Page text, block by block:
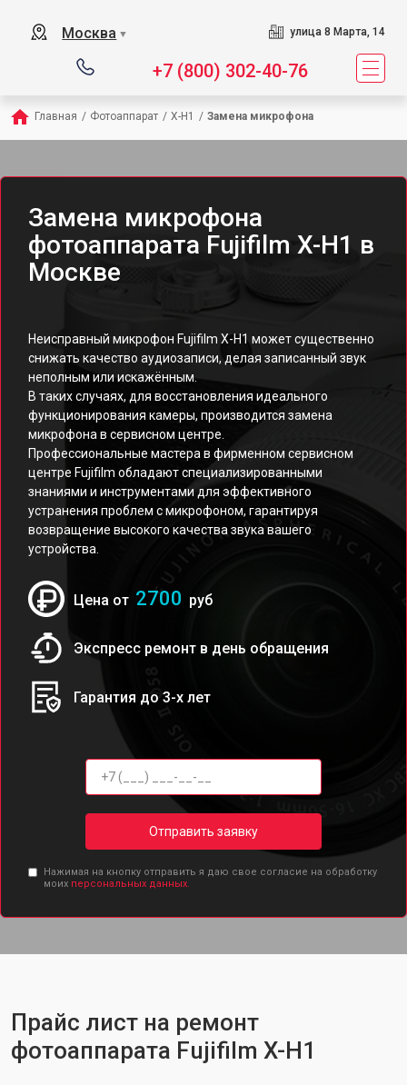
Москва ▼ улица 8 Марта, 14
+7 (800) 302-40-76
Главная / Фотоаппарат / X-H1 / Замена микрофона
Замена микрофона
фотоаппарата Fujifilm X-H1 в
Москве
Неисправный микрофон Fujifilm X-H1 может существенно
снижать качество аудиозаписи, делая записанный звук
неполным или искажённым.
В таких случаях, для восстановления идеального
функционирования камеры, производится замена
микрофона в сервисном центре.
Профессиональные мастера в фирменном сервисном
центре Fujifilm обладают специализированными
знаниями и инструментами для эффективного
устранения проблем с микрофоном, гарантируя
возвращение высокого качества звука вашего
устройства.
Цена от 2700 руб
Экспресс ремонт в день обращения
Гарантия до 3-х лет
Отправить заявку
Нажимая на кнопку отправить я даю свое согласие на обработку
моих персональных данных.
Прайс лист на ремонт
фотоаппарата Fujifilm X-H1